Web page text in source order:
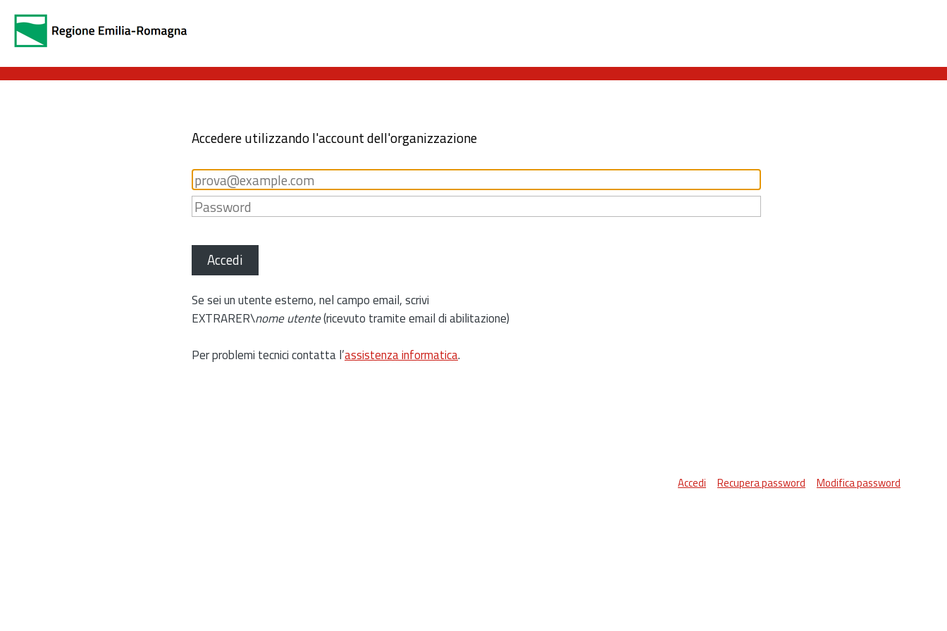
Accedere utilizzando l'account dell'organizzazione
Accedi
Se sei un utente esterno, nel campo email, scrivi
EXTRARER\nome utente(ricevuto tramite email di abilitazione)
Per problemi tecnici contatta l’assistenza informatica.
Accedi Recupera password Modifica password